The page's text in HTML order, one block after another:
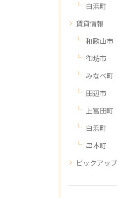
白浜町
賃貸情報
和歌山市
御坊市
みなべ町
田辺市
上富田町
白浜町
串本町
ピックアップ